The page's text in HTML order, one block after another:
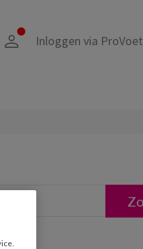
Inloggen via ProVoet